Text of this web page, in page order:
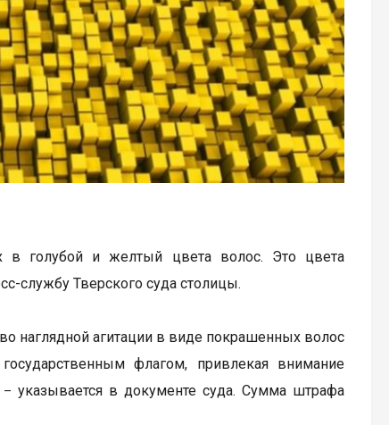
в голубой и желтый цвета волос. Это цвета
службу Тверского суда столицы.
наглядной агитации в виде покрашенных волос
флагом, привлекая внимание
– указывается в документе суда. Сумма штрафа